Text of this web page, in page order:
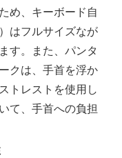
め、キーボード自
はフルサイズなが
す。また、パンタ
クは、手首を浮か
トレストを使用し
て、手首への負担